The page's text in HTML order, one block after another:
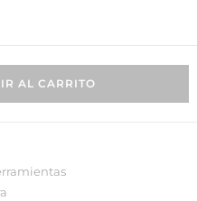
AL CARRITO